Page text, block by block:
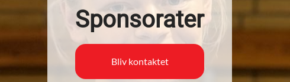
Sponsorater
Bliv kontaktet